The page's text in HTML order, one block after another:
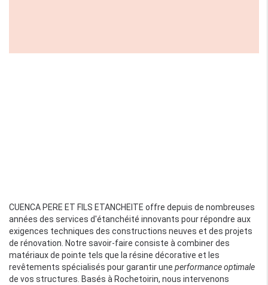
CUENCA PERE ET FILS ETANCHEITE offre depuis de nombreuses
années des services d'étanchéité innovants pour répondre aux
exigences techniques des constructions neuves et des projets
de rénovation. Notre savoir-faire consiste à combiner des
matériaux de pointe tels que la résine décorative et les
revêtements spécialisés pour garantir une performance optimale
de vos structures. Basés à Rochetoirin, nous intervenons